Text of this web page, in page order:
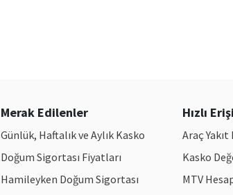
Merak Edilenler
Günlük, Haftalık ve Aylık Kasko
Doğum Sigortası Fiyatları
Hamileyken Doğum Sigortası
Hızlı
Araç
Kasko
MTV